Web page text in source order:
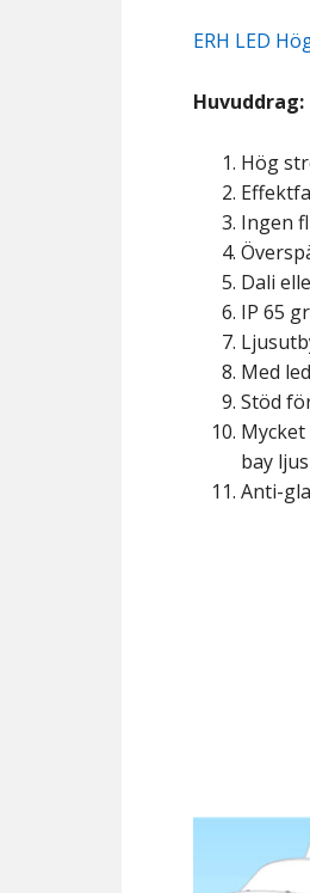
ERH LED
Huvuddrag:
Hög
Ingen
Dali
IP 65
Med
Stöd
bay ljus
Anti-